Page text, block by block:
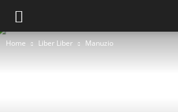
Home Liber Liber Manuzio